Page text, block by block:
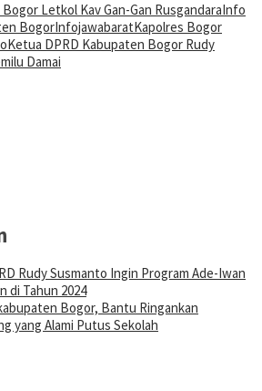
Letkol Kav Gan-Gan RusgandaraInfo
BogorInfojawabaratKapolres Bogor
Ketua DPRD Kabupaten Bogor Rudy
Damai
Rudy Susmanto Ingin Program Ade-Iwan
di Tahun 2024
Bogor, Bantu Ringankan
yang Alami Putus Sekolah